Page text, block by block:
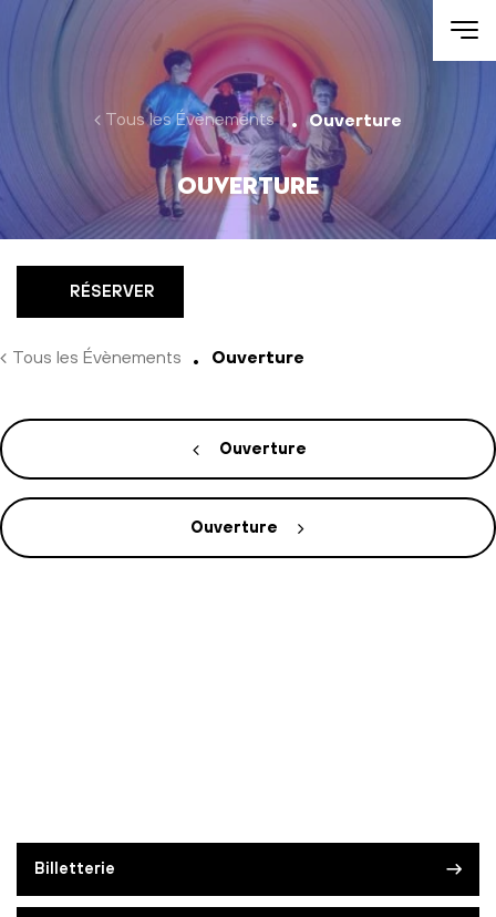
Aller au contenu
Tous les Évènements Ouverture
Ouverture
RÉSERVER
Billetterie
Tous les Évènements Ouverture
Ouverture
Ouverture